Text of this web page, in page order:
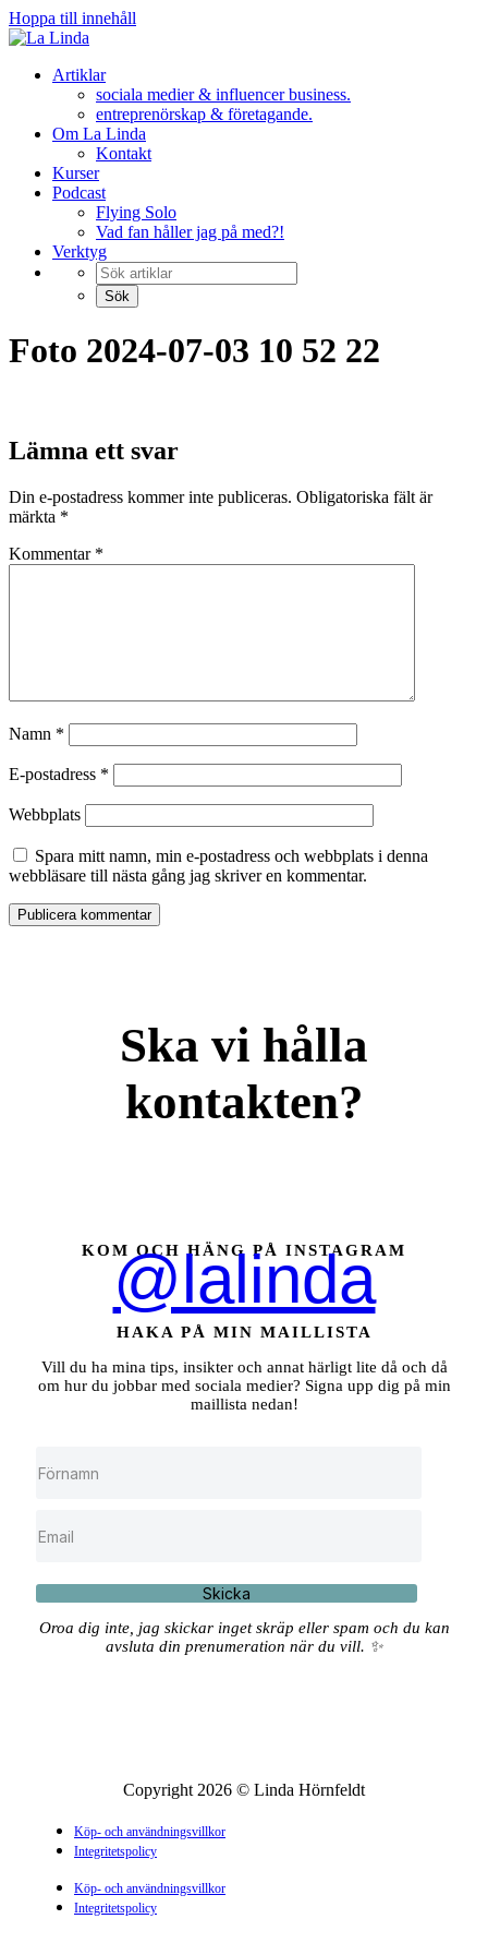
Hoppa till innehåll
Artiklar
sociala medier & influencer business.
entreprenörskap & företagande.
Om La Linda
Kontakt
Kurser
Podcast
Flying Solo
Vad fan håller jag på med?!
Verktyg
Foto 2024-07-03 10 52 22
Lämna ett svar
Din e-postadress kommer inte publiceras. Obligatoriska fält är
märkta *
Kommentar *
Namn *
E-postadress *
Webbplats
Spara mitt namn, min e-postadress och webbplats i denna
webbläsare till nästa gång jag skriver en kommentar.
Ska vi hålla
kontakten?
KOM OCH HÄNG PÅ INSTAGRAM
@lalinda
HAKA PÅ MIN MAILLISTA
Vill du ha mina tips, insikter och annat härligt lite då och då
om hur du jobbar med sociala medier? Signa upp dig på min
maillista nedan!
Skicka
Oroa dig inte, jag skickar inget skräp eller spam och du kan
avsluta din prenumeration när du vill. ✨
Copyright 2026 © Linda Hörnfeldt
Köp- och användningsvillkor
Integritetspolicy
Köp- och användningsvillkor
Integritetspolicy